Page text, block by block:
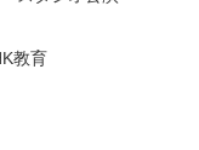
教育